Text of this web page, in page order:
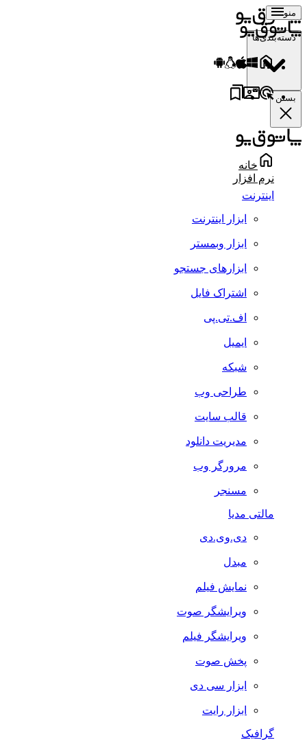
منو
دسته‌بندی‌ها
بستن
خانه
نرم افزار
اینترنت
ابزار اینترنت
ابزار وبمستر
ابزارهای جستجو
اشتراک فایل
اف.تی.پی
ایمیل
شبکه
طراحی وب
قالب سایت
مدیریت دانلود
مرورگر وب
مسنجر
مالتی مدیا
دی.وی.دی
مبدل
نمایش فیلم
ویرایشگر صوت
ویرایشگر فیلم
پخش صوت
ابزار سی دی
ابزار رایت
گرافیک